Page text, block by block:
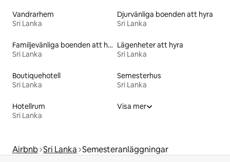
Vandrarhem
Sri Lanka
Djurvänliga boenden att hyra
Sri Lanka
Familjevänliga boenden att hyra
Sri Lanka
Lägenheter att hyra
Sri Lanka
Boutiquehotell
Sri Lanka
Semesterhus
Sri Lanka
Hotellrum
Sri Lanka
Visa mer
Airbnb Sri Lanka Semesteranläggningar